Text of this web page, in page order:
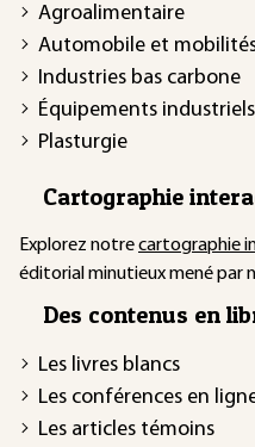
Agroalimentaire
Automobile et
Industries bas carbone
Équipements industriels
Plasturgie
Cartographie
Explorez notrecartographie
éditorial minutieux mené par
Des contenus en
Les livres blancs
Les conférences en
Les articles témoins